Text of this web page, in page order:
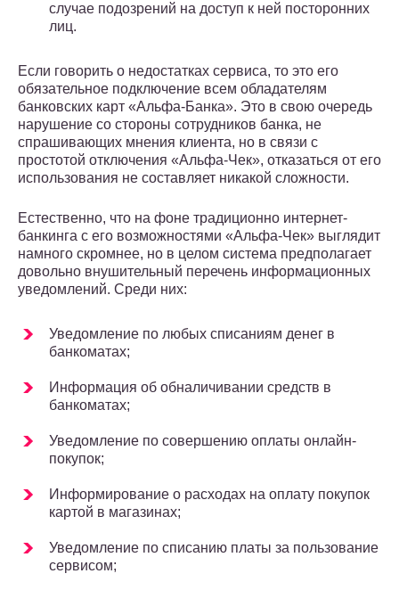
случае подозрений на доступ к ней посторонних
лиц.
Если говорить о недостатках сервиса, то это его
обязательное подключение всем обладателям
банковских карт «Альфа-Банка». Это в свою очередь
нарушение со стороны сотрудников банка, не
спрашивающих мнения клиента, но в связи с
простотой отключения «Альфа-Чек», отказаться от его
использования не составляет никакой сложности.
Естественно, что на фоне традиционно интернет-
банкинга с его возможностями «Альфа-Чек» выглядит
намного скромнее, но в целом система предполагает
довольно внушительный перечень информационных
уведомлений. Среди них:
Уведомление по любых списаниям денег в
банкоматах;
Информация об обналичивании средств в
банкоматах;
Уведомление по совершению оплаты онлайн-
покупок;
Информирование о расходах на оплату покупок
картой в магазинах;
Уведомление по списанию платы за пользование
сервисом;